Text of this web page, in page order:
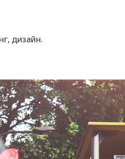
дизайн.